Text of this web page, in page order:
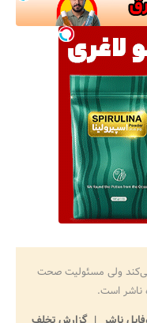
می‌کند ولی مسئولیت صحت
ناشر است.